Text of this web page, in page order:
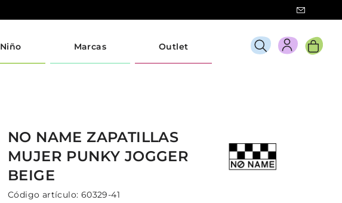
Niño Marcas Outlet
NO NAME ZAPATILLAS
MUJER PUNKY JOGGER
BEIGE
Código artículo: 60329-41